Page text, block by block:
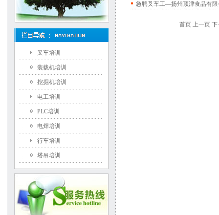
叉车培训
装载机培训
挖掘机培训
电工培训
PLC培训
电焊培训
行车培训
塔吊培训
急聘叉车工—扬州顶津食品有限
首页 上一页